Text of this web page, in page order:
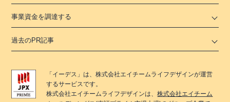
事業資金を調達する
過去のPR記事
「 イーデス 」は、株式会社エイチームライフデザインが運営
するサービスです。
株式会社エイチームライフデザインは、株式会社エイチーム